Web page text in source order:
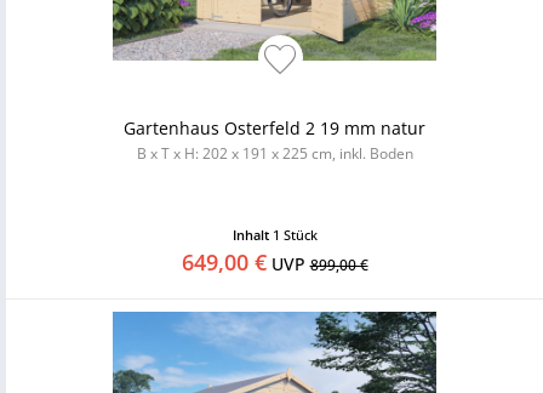
Gartenhaus Osterfeld 2 19 mm natur
B x T x H: 202 x 191 x 225 cm, inkl. Boden
Inhalt 1 Stück
649,00 €UVP899,00 €